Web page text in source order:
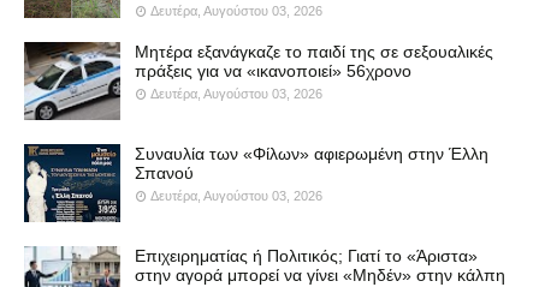
Δευτέρα, Αυγούστου 03, 2026
Μητέρα εξανάγκαζε το παιδί της σε σεξουαλικές
πράξεις για να «ικανοποιεί» 56χρονο
Δευτέρα, Αυγούστου 03, 2026
Συναυλία των «Φίλων» αφιερωμένη στην Έλλη
Σπανού
Δευτέρα, Αυγούστου 03, 2026
Επιχειρηματίας ή Πολιτικός; Γιατί το «Άριστα»
στην αγορά μπορεί να γίνει «Μηδέν» στην κάλπη